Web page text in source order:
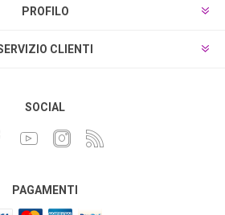
PROFILO
CLIENTI
SOCIAL
PAGAMENTI